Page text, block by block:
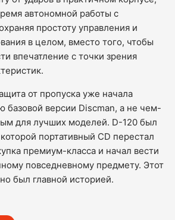
автономной работы с
простоту управления и
в целом, вместо того, чтобы
впечатление с точки зрения
от пропуска уже начала
базовой версии Discman, а не чем-
для лучших моделей. D-120 был
портативный CD перестал
премиум-класса и начал вести
повседневному предмету. Этот
был главной историей.